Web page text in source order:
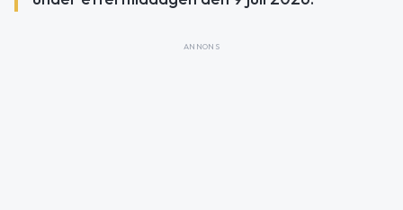
ANNONS